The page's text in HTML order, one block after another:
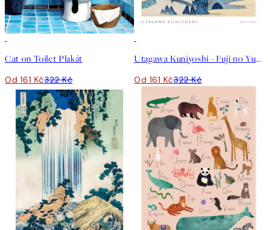
Cat on Toilet Plakát
Od 161 Kč322 Kč
Utagawa Kuniyoshi - Fuji no Yukei Plakát
Od 161 Kč322 Kč